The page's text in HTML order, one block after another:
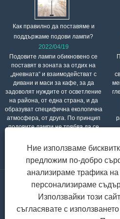
Как правилно да поставяме и
поддържаме подови лампи?
2022/04/19
Подовите лампи обикновено се
поставят в зоната за отдих на
„дневната“ и взаимодействат с
дивани и маси за кафе, за да
задоволят нуждите от осветление
на района, от една страна, и да
образуват специфична екологична
атмосфера, от друга. По принцип
подовите лампи не трябва да се
зони, които пречат на движението.
У дома За нас продукти
Ние използваме
предложим по-добро
анализираме трафика на
персонализираме
Използвайки този
съгласявате с